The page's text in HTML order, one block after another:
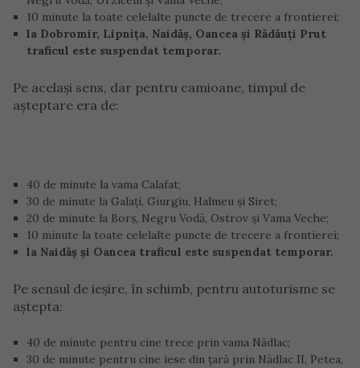
10 minute la toate celelalte puncte de trecere a frontierei;
la Dobromir, Lipnița, Naidăș, Oancea și Rădăuți Prut
traficul este suspendat temporar.
Pe același sens, dar pentru camioane, timpul de
așteptare era de:
40 de minute la vama Calafat;
30 de minute la Galați, Giurgiu, Halmeu și Siret;
20 de minute la Borș, Negru Vodă, Ostrov și Vama Veche;
10 minute la toate celelalte puncte de trecere a frontierei;
la Naidăș și Oancea traficul este suspendat temporar.
Pe sensul de ieșire, în schimb, pentru autoturisme se
aștepta:
40 de minute pentru cine trece prin vama Nădlac;
30 de minute pentru cine iese din țară prin Nădlac II, Petea,